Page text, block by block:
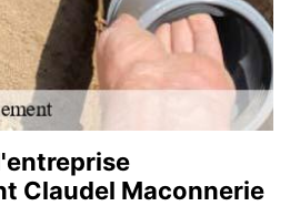
Claudel Maconnerie